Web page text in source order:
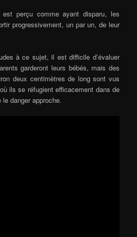
perçu comme ayant disparu, les
progressivement, un par un, de leur
à ce sujet, il est difficile d’évaluer
garderont leurs bébés, mais des
deux centimètres de long sont vus
ils se réfugient efficacement dans de
danger approche.